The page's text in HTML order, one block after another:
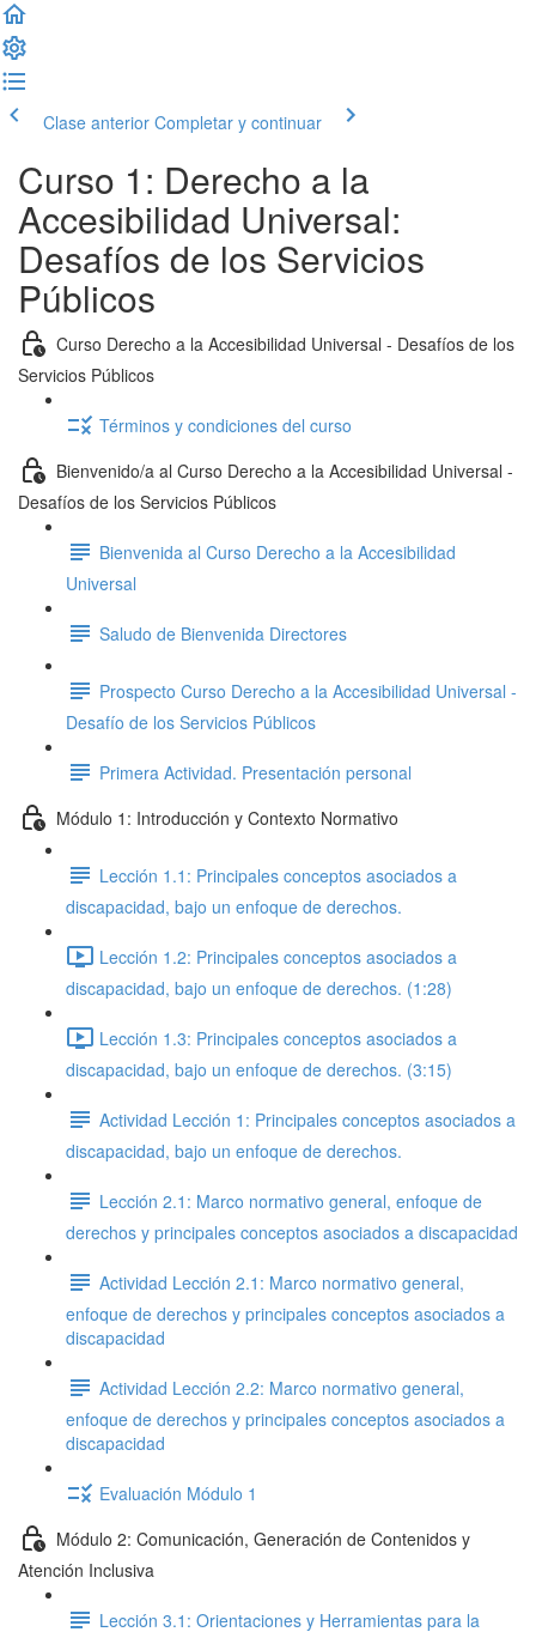
Clase anterior Completar y continuar
Curso 1: Derecho a la
Accesibilidad Universal:
Desafíos de los Servicios
Públicos
Curso Derecho a la Accesibilidad Universal - Desafíos de los
Servicios Públicos
Términos y condiciones del curso
Bienvenido/a al Curso Derecho a la Accesibilidad Universal -
Desafíos de los Servicios Públicos
Bienvenida al Curso Derecho a la Accesibilidad
Universal
Saludo de Bienvenida Directores
Prospecto Curso Derecho a la Accesibilidad Universal -
Desafío de los Servicios Públicos
Primera Actividad. Presentación personal
Módulo 1: Introducción y Contexto Normativo
Lección 1.1: Principales conceptos asociados a
discapacidad, bajo un enfoque de derechos.
Lección 1.2: Principales conceptos asociados a
discapacidad, bajo un enfoque de derechos. (1:28)
Lección 1.3: Principales conceptos asociados a
discapacidad, bajo un enfoque de derechos. (3:15)
Actividad Lección 1: Principales conceptos asociados a
discapacidad, bajo un enfoque de derechos.
Lección 2.1: Marco normativo general, enfoque de
derechos y principales conceptos asociados a discapacidad
Actividad Lección 2.1: Marco normativo general,
enfoque de derechos y principales conceptos asociados a
discapacidad
Actividad Lección 2.2: Marco normativo general,
enfoque de derechos y principales conceptos asociados a
discapacidad
Evaluación Módulo 1
Módulo 2: Comunicación, Generación de Contenidos y
Atención Inclusiva
Lección 3.1: Orientaciones y Herramientas para la